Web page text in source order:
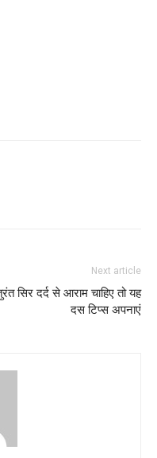
Next article
सिर दर्द से आराम चाहिए तो यह
दस टिप्स अपनाएं